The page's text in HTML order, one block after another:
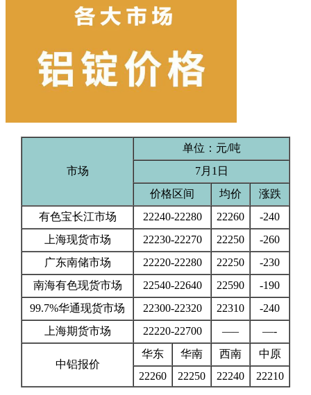
市场
单位：元/吨
7月1日
价格区间
均价
涨跌
有色宝长江市场
22240-22280 22260
-240
上海现货市场
22230-22270 22250
-260
广东南储市场
22220-22280 22250
-230
南海有色现货市场
22540-22640 22590
-190
99.7%华通现货市场
22300-22320 22310
-240
上海期货市场
22220-22700 —– —-
中铝报价
华东 华南 西南
中原
22260
22250 22240 22210